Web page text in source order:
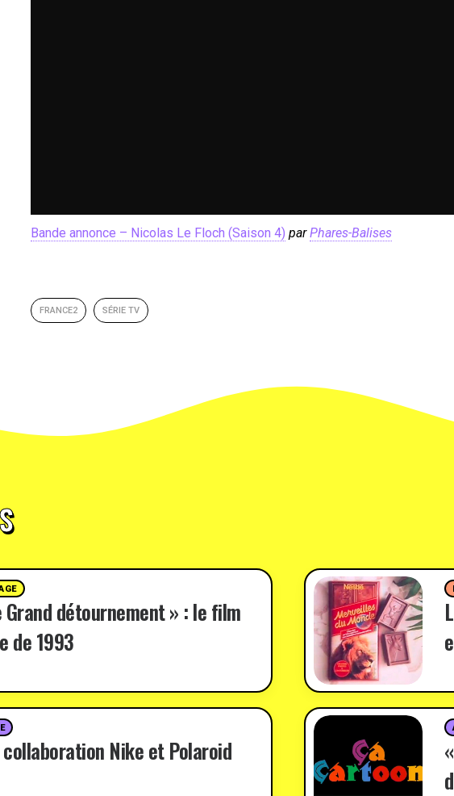
Bande annonce – Nicolas Le Floch (Saison 4) parPhares-Balises
FRANCE2 SÉRIE TV
Grand détournement » : le film
de 1993
collaboration Nike et Polaroid